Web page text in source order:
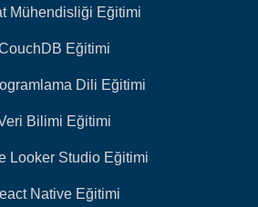
Mühendisliği Eğitimi
Eğitimi
Dili Eğitimi
Bilimi Eğitimi
Looker Studio Eğitimi
Native Eğitimi